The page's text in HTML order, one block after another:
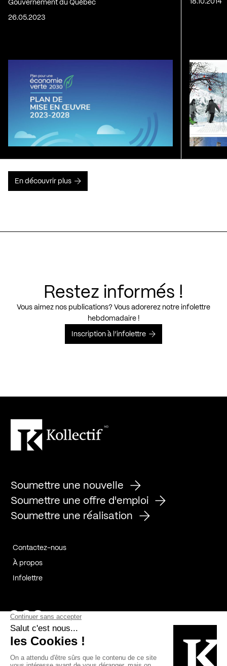
Gouvernement du Québec
26.05.2023
18.10.2014
En découvrir plus
Restez informés !
Vous aimez nos publications? Vous adorerez notre infolettre
hebdomadaire !
Inscription à l’infolettre
Soumettre une nouvelle
Soumettre une offre d'emploi
Soumettre une réalisation
Contactez-nous
À propos
Infolettre
Page Facebook de Kollectif
Page Instagram de Kollectif
Page Linkedin de Kollectif